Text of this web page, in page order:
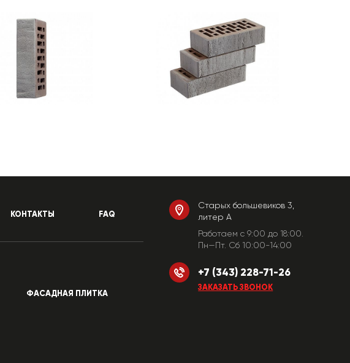
КОНТАКТЫ FAQ
ФАСАДНАЯ ПЛИТКА
Старых большевиков 3,
литер А
Работаем c 9:00 до 18:00.
Пн—Пт. Сб 10:00-14:00
+7 (343) 228-71-26
ЗАКАЗАТЬ ЗВОНОК